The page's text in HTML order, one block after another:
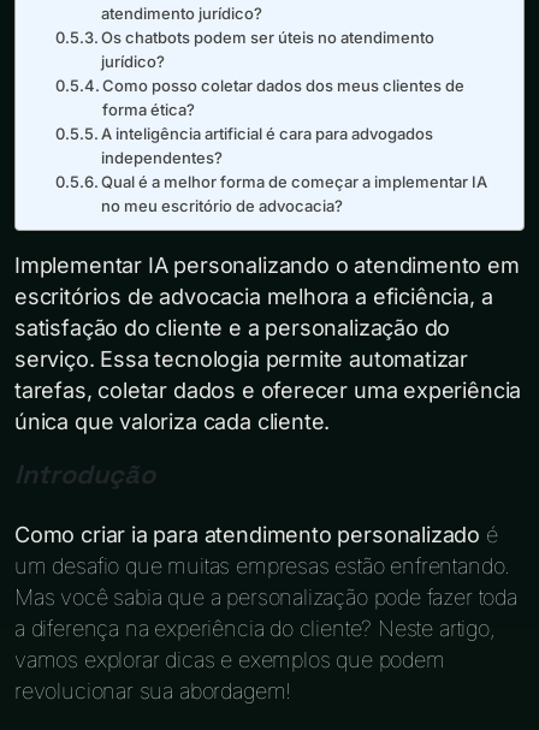
atendimento jurídico?
Os chatbots podem ser úteis no atendimento
jurídico?
Como posso coletar dados dos meus clientes de
forma ética?
A inteligência artificial é cara para advogados
independentes?
Qual é a melhor forma de começar a implementar IA
no meu escritório de advocacia?
Implementar IA personalizando o atendimento em
escritórios de advocacia melhora a eficiência, a
satisfação do cliente e a personalização do
serviço. Essa tecnologia permite automatizar
tarefas, coletar dados e oferecer uma experiência
única que valoriza cada cliente.
Introdução
Como criar ia para atendimento personalizado é
um desafio que muitas empresas estão enfrentando.
Mas você sabia que a personalização pode fazer toda
a diferença na experiência do cliente? Neste artigo,
vamos explorar dicas e exemplos que podem
revolucionar sua abordagem!